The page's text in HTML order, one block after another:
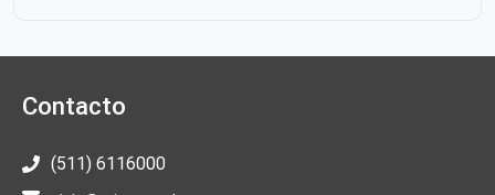
Contacto
(511) 6116000